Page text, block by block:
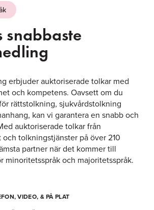
snabbaste
erbjuder auktoriserade tolkar med
och kompetens. Oavsett om du
rättstolkning, sjukvårdstolkning
kan vi garantera en snabb och
auktoriserade tolkar från
tolkningstjänster på över 210
partner när det kommer till
minoritetsspråk och majoritetsspråk.
VIDEO, & PÅ PLAT